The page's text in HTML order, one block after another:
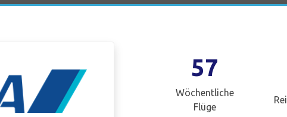
57
Wöchentliche
Flüge